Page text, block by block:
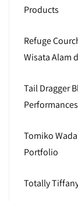
Products
Refuge
Wisata Alam
Tail Dragger
Performances
Tomiko
Portfolio
Totally